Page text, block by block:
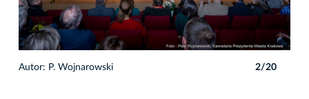
Autor: P. Wojnarowski 2/20